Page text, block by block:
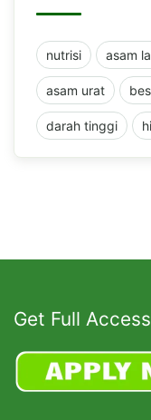
nutrisi asam
asam urat
darah tinggi
Get Full